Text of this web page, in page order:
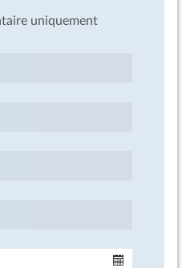
uniquement